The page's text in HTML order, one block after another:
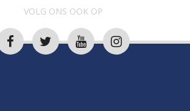
VOLG ONS OOK OP